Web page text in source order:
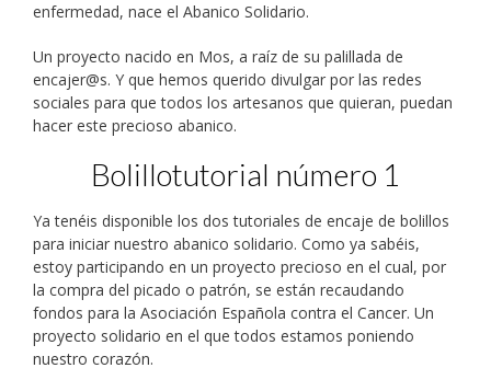
enfermedad, nace el Abanico Solidario.
Un proyecto nacido en Mos, a raíz de su palillada de
encajer@s. Y que hemos querido divulgar por las redes
sociales para que todos los artesanos que quieran, puedan
hacer este precioso abanico.
Bolillotutorial número 1
Ya tenéis disponible los dos tutoriales de encaje de bolillos
para iniciar nuestro abanico solidario. Como ya sabéis,
estoy participando en un proyecto precioso en el cual, por
la compra del picado o patrón, se están recaudando
fondos para la Asociación Española contra el Cancer. Un
proyecto solidario en el que todos estamos poniendo
nuestro corazón.